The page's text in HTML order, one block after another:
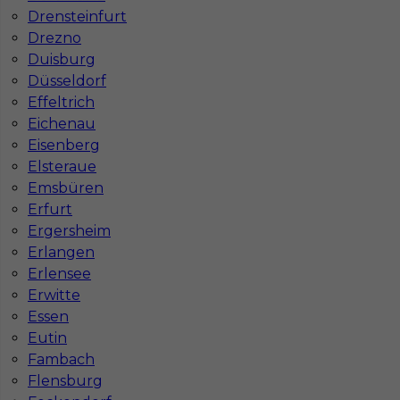
Drensteinfurt
Drezno
Duisburg
Düsseldorf
Effeltrich
Eichenau
Eisenberg
Elsteraue
Emsbüren
Erfurt
Ergersheim
Erlangen
Erlensee
Erwitte
Essen
Eutin
Fambach
Flensburg
InServ © 2014 – 2026 | Wszelkie prawa zastrzeżone
Witryna korzysta z ciasteczek